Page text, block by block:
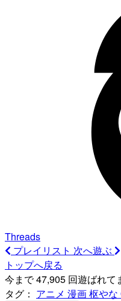
Threads
プレイリスト 次へ遊ぶ
トップへ戻る
今まで 47,905 回遊ばれて
タグ： アニメ 漫画枢やな